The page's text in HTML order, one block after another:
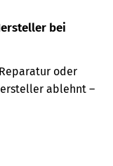
bei
oder
ablehnt –